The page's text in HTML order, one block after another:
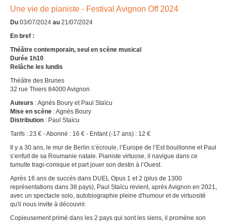
Une vie de pianiste - Festival Avignon Off 2024
Du 03/07/2024 au 21/07/2024
En bref :
Théâtre contemporain, seul en scène musical
Durée 1h10
Relâche les lundis
Théâtre des Brunes
32 rue Thiers 84000 Avignon
Auteurs : Agnès Boury et Paul Staïcu
Mise en scène : Agnès Boury
Distribution : Paul Staïcu
Tarifs : 23 € - Abonné : 16 € - Enfant (-17 ans) : 12 €
Il y a 30 ans, le mur de Berlin s’écroule, l’Europe de l’Est bouillonne et Paul
s’enfuit de sa Roumanie natale. Pianiste virtuose, il navigue dans ce
tumulte tragi-comique et part jouer son destin à l’Ouest.
Après 16 ans de succès dans DUEL Opus 1 et 2 (plus de 1300
représentations dans 38 pays), Paul Staïcu revient, après Avignon en 2021,
avec un spectacle solo, autobiographie pleine d'humour et de virtuosité
qu'il nous invite à découvrir.
Copieusement primé dans les 2 pays qui sont les siens, il promène son